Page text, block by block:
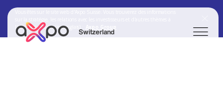
l'adresse suivante (en anglais) :
Switzerland